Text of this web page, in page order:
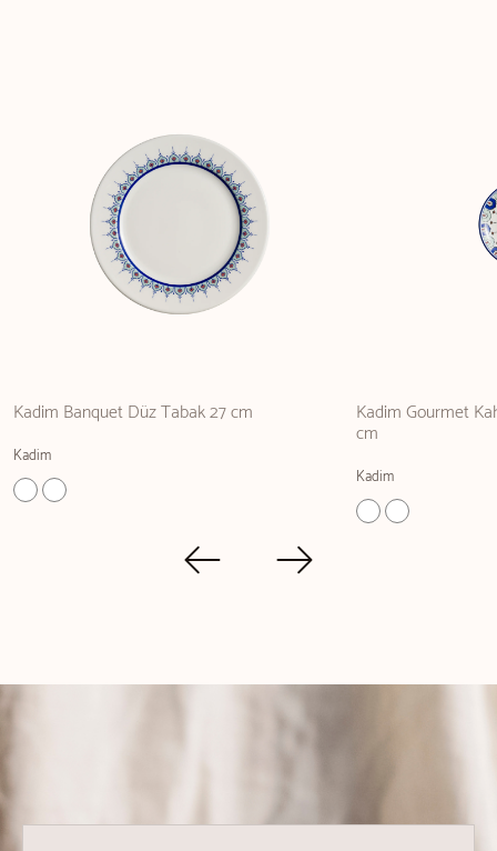
Kadim Banquet Düz Tabak 27 cm
Kadim
Kadim Gourmet
cm
Kadim